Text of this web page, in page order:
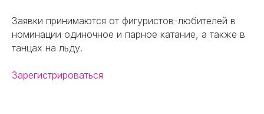
Заявки принимаются от фигуристов-любителей в
номинации одиночное и парное катание, а также в
танцах на льду.
Зарегистрироваться